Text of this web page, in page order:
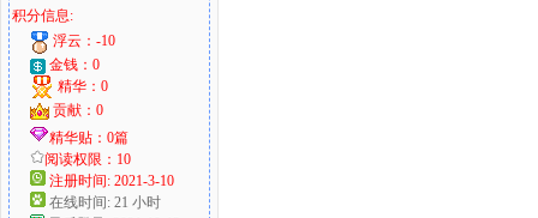
积分信息:
浮云：-10
金钱：0
精华：0
贡献：0
精华贴：0篇
阅读权限：10
注册时间: 2021-3-10
在线时间: 21 小时